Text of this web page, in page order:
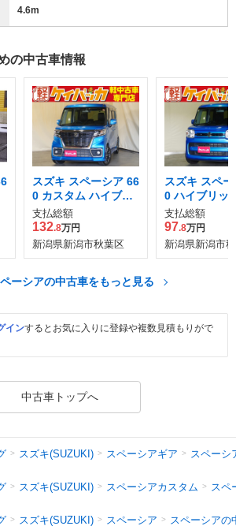
4.6m
の中古車情報
スズキ スペーシア 66
0 カスタム ハイブリ
ッド XS
支払総額
132.8万円
新潟県新潟市秋葉区
スズキ スペ
0 ハイブリッ
支払総額
97.8万円
新潟県新潟市
ーシアの中古車をもっと見る
インするとお気に入りに登録や複数見積もりがで
中古車トップへ
スズキ(SUZUKI) スペーシアギア スペーシ
スズキ(SUZUKI) スペーシアカスタム スペ
スズキ(SUZUKI) スペーシア スペーシアの